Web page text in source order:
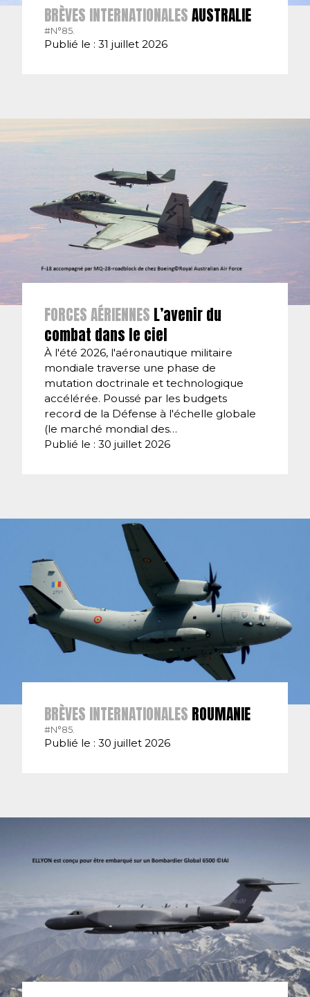
BRÈVES INTERNATIONALESAUSTRALIE
#N°85.
Publié le : 31 juillet 2026
FORCES AÉRIENNES L’avenir du
combat dans le ciel
À l'été 2026, l'aéronautique militaire
mondiale traverse une phase de
mutation doctrinale et technologique
accélérée. Poussé par les budgets
record de la Défense à l'échelle globale
(le marché mondial des…
Publié le : 30 juillet 2026
BRÈVES INTERNATIONALES ROUMANIE
#N°85.
Publié le : 30 juillet 2026